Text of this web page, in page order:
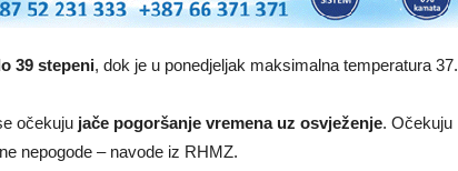
39 stepeni, dok je u ponedjeljak maksimalna temperatura 37.
očekuju jače pogoršanje vremena uz osvježenje. Očekuju
nepogode – navode iz RHMZ.